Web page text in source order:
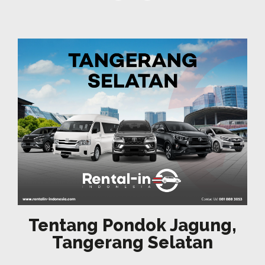
Tentang Pondok Jagung,
Tangerang Selatan